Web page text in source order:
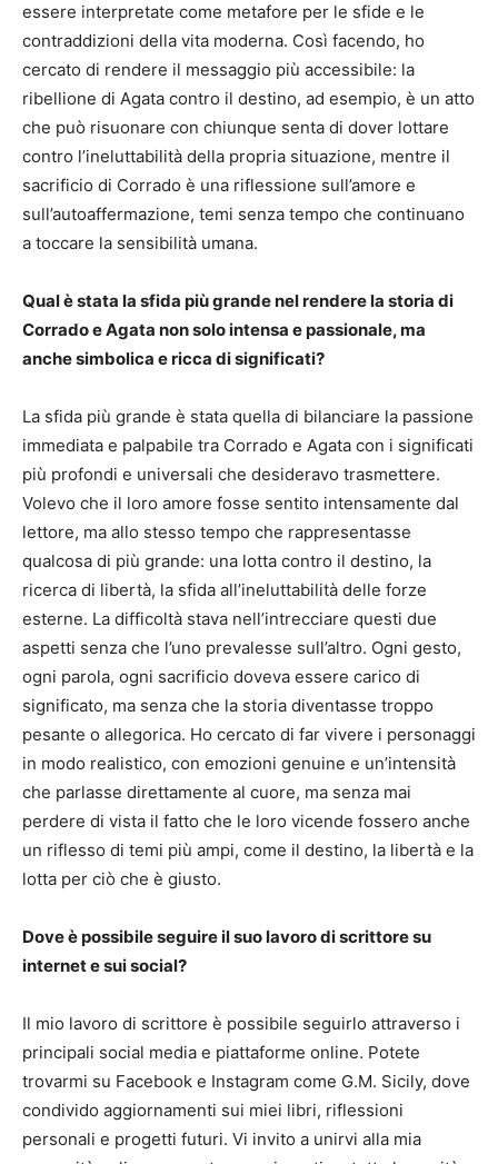
essere interpretate come metafore per le sfide e le
contraddizioni della vita moderna. Così facendo, ho
cercato di rendere il messaggio più accessibile: la
ribellione di Agata contro il destino, ad esempio, è un atto
che può risuonare con chiunque senta di dover lottare
contro l’ineluttabilità della propria situazione, mentre il
sacrificio di Corrado è una riflessione sull’amore e
sull’autoaffermazione, temi senza tempo che continuano
a toccare la sensibilità umana.
Qual è stata la sfida più grande nel rendere la storia di
Corrado e Agata non solo intensa e passionale, ma
anche simbolica e ricca di significati?
La sfida più grande è stata quella di bilanciare la passione
immediata e palpabile tra Corrado e Agata con i significati
più profondi e universali che desideravo trasmettere.
Volevo che il loro amore fosse sentito intensamente dal
lettore, ma allo stesso tempo che rappresentasse
qualcosa di più grande: una lotta contro il destino, la
ricerca di libertà, la sfida all’ineluttabilità delle forze
esterne. La difficoltà stava nell’intrecciare questi due
aspetti senza che l’uno prevalesse sull’altro. Ogni gesto,
ogni parola, ogni sacrificio doveva essere carico di
significato, ma senza che la storia diventasse troppo
pesante o allegorica. Ho cercato di far vivere i personaggi
in modo realistico, con emozioni genuine e un’intensità
che parlasse direttamente al cuore, ma senza mai
perdere di vista il fatto che le loro vicende fossero anche
un riflesso di temi più ampi, come il destino, la libertà e la
lotta per ciò che è giusto.
Dove è possibile seguire il suo lavoro di scrittore su
internet e sui social?
Il mio lavoro di scrittore è possibile seguirlo attraverso i
principali social media e piattaforme online. Potete
trovarmi su Facebook e Instagram come G.M. Sicily, dove
condivido aggiornamenti sui miei libri, riflessioni
personali e progetti futuri. Vi invito a unirvi alla mia